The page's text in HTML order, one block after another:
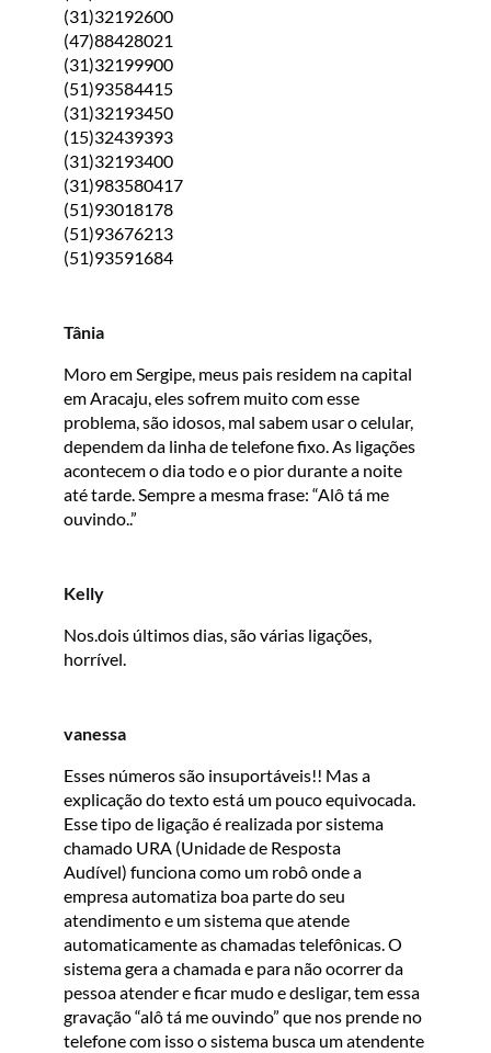
(31)32192600
(47)88428021
(31)32199900
(51)93584415
(31)32193450
(15)32439393
(31)32193400
(31)983580417
(51)93018178
(51)93676213
(51)93591684
Tânia
Moro em Sergipe, meus pais residem na capital
em Aracaju, eles sofrem muito com esse
problema, são idosos, mal sabem usar o celular,
dependem da linha de telefone fixo. As ligações
acontecem o dia todo e o pior durante a noite
até tarde. Sempre a mesma frase: “Alô tá me
ouvindo..”
Kelly
Nos.dois últimos dias, são várias ligações,
horrível.
vanessa
Esses números são insuportáveis!! Mas a
explicação do texto está um pouco equivocada.
Esse tipo de ligação é realizada por sistema
chamado URA (Unidade de Resposta
Audível) funciona como um robô onde a
empresa automatiza boa parte do seu
atendimento e um sistema que atende
automaticamente as chamadas telefônicas. O
sistema gera a chamada e para não ocorrer da
pessoa atender e ficar mudo e desligar, tem essa
gravação “alô tá me ouvindo” que nos prende no
telefone com isso o sistema busca um atendente